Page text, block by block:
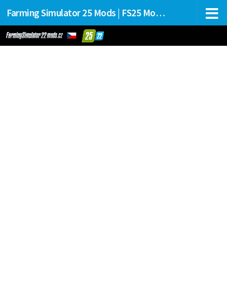
Farming Simulator 25 Mods | FS25 Mods Stahování